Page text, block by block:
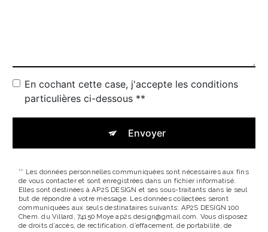
En cochant cette case, j'accepte les conditions
particulières ci-dessous **
Envoyer
** Les données personnelles communiquées sont nécessaires aux fins
de vous contacter et sont enregistrées dans un fichier informatisé.
Elles sont destinées à AP2S DESIGN et ses sous-traitants dans le seul
but de répondre à votre message. Les données collectées seront
communiquées aux seuls destinataires suivants: AP2S DESIGN 100
Chem. du Villard, 74150 Moye ap2s.design@gmail.com. Vous disposez
de droits d’accès, de rectification, d’effacement, de portabilité, de